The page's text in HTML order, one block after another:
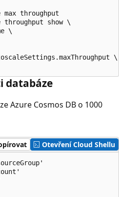
throughput
throughput show \
\
\
databáze
Azure Cosmos DB o 1000
Otevření Cloud Shellu